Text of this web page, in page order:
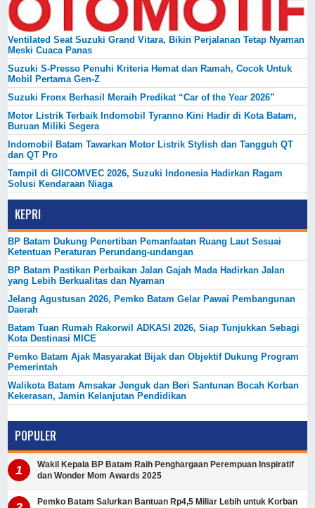
Ventilated Seat Suzuki Grand Vitara, Bikin Perjalanan Tetap Nyaman
Meski Cuaca Panas
Suzuki S-Presso Penuhi Kriteria Hemat dan Ramah, Cocok Untuk
Mobil Pertama Gen-Z
Suzuki Fronx Berhasil Meraih Predikat “Car of the Year 2026”
Motor Listrik Terbaik Indomobil Tyranno Kini Hadir di Kota Batam,
Buruan Miliki Segera
Indomobil Batam Tawarkan Motor Listrik Stylish dan Tangguh QT
dan QT Pro
Tampil di GIICOMVEC 2026, Suzuki Indonesia Hadirkan Ragam
Solusi Kendaraan Niaga
KEPRI
BP Batam Dukung Penertiban Pemanfaatan Ruang Laut Sesuai
Ketentuan Peraturan Perundang-undangan
BP Batam Pastikan Perbaikan Jalan Gajah Mada Hadirkan Jalan
yang Lebih Berkualitas dan Nyaman
Jelang Agustusan 2026, Pemko Batam Gelar Pawai Pembangunan
Daerah
Batam Tuan Rumah Rakorwil ADKASI 2026, Siap Tunjukkan Sebagi
Kota Destinasi MICE
Pemko Batam Ajak Masyarakat Bijak dan Objektif Dukung Program
Pemerintah
Walikota Batam Amsakar Jenguk dan Beri Santunan Bocah Korban
Kekerasan, Jamin Kelanjutan Pendidikan
POPULER
Wakil Kepala BP Batam Raih Penghargaan Perempuan Inspiratif
dan Wonder Mom Awards 2025
Pemko Batam Salurkan Bantuan Rp4,5 Miliar Lebih untuk Korban